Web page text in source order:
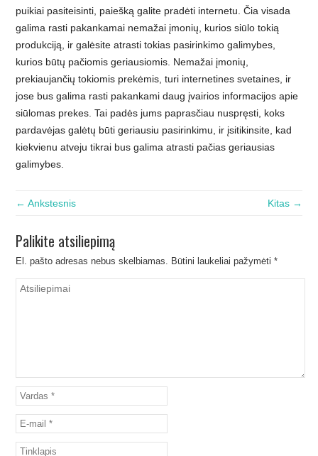
puikiai pasiteisinti, paiešką galite pradėti internetu. Čia visada
galima rasti pakankamai nemažai įmonių, kurios siūlo tokią
produkciją, ir galėsite atrasti tokias pasirinkimo galimybes,
kurios būtų pačiomis geriausiomis. Nemažai įmonių,
prekiaujančių tokiomis prekėmis, turi internetines svetaines, ir
jose bus galima rasti pakankami daug įvairios informacijos apie
siūlomas prekes. Tai padės jums paprasčiau nuspręsti, koks
pardavėjas galėtų būti geriausiu pasirinkimu, ir įsitikinsite, kad
kiekvienu atveju tikrai bus galima atrasti pačias geriausias
galimybes.
← Ankstesnis Kitas →
Palikite atsiliepimą
El. pašto adresas nebus skelbiamas. Būtini laukeliai pažymėti*